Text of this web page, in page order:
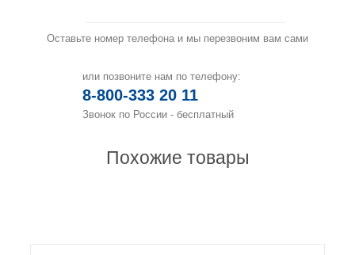
Оставьте номер телефона и мы перезвоним вам сами
или позвоните нам по телефону:
8-800-333 20 11
Звонок по России - бесплатный
Похожие товары